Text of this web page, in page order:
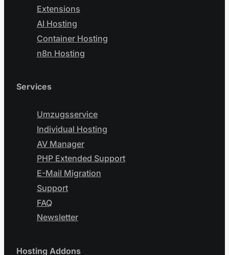
Extensions
AI Hosting
Container Hosting
n8n Hosting
Services
Umzugsservice
Individual Hosting
AV Manager
PHP Extended Support
E-Mail Migration
Support
FAQ
Newsletter
Hosting Addons